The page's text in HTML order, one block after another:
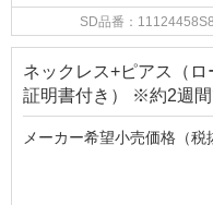
SD品番：11124458S8
ネックレス+ピアス（ロ
証明書付き） ※約2週
メーカー希望小売価格（税